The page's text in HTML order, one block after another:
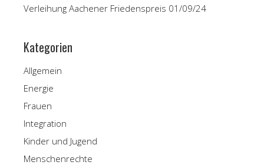
Verleihung Aachener Friedenspreis 01/09/24
Kategorien
Allgemein
Energie
Frauen
Integration
Kinder und Jugend
Menschenrechte